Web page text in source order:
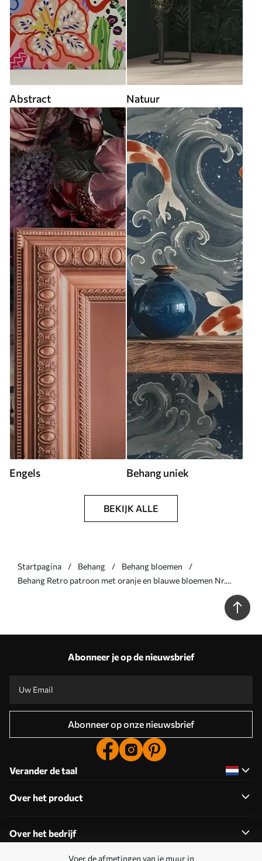
Voer de afmetingen van je muur in
Abstract Natuur
Engels Behang uniek
BEKIJK ALLE
Startpagina Behang
Behang bloemen
Behang Retro patroon met oranje en blauwe bloemen Nr.
Abonneer je op de nieuwsbrief
Abonneer op onze nieuwsbrief
Verander de taal
Over het product
Over het bedrijf